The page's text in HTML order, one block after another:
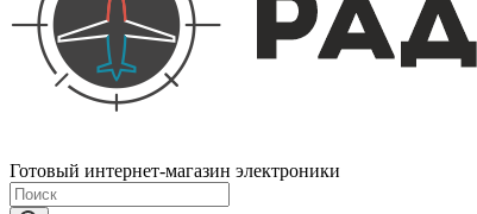
Готовый интернет-магазин электроники